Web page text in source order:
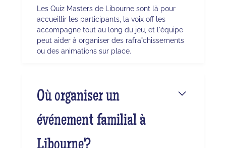
Les Quiz Masters de Libourne sont là pour
accueillir les participants, la voix off les
accompagne tout au long du jeu, et l'équipe
peut aider à organiser des rafraîchissements
ou des animations sur place.
Où organiser un
événement familial à